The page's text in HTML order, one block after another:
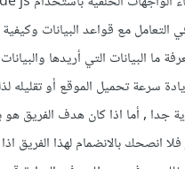
التعامل مع قواعد البيانات وكيفية
ما البيانات التي أريدها
سرعة تحميل الموقع أو تقليله
جدا , أما اذا كان هدف الفريق هو
انصحك بالانضمام لهذا الفريق